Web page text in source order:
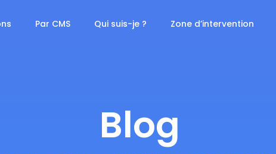
Par CMS Qui suis-je ? Zone d’intervention
Blog